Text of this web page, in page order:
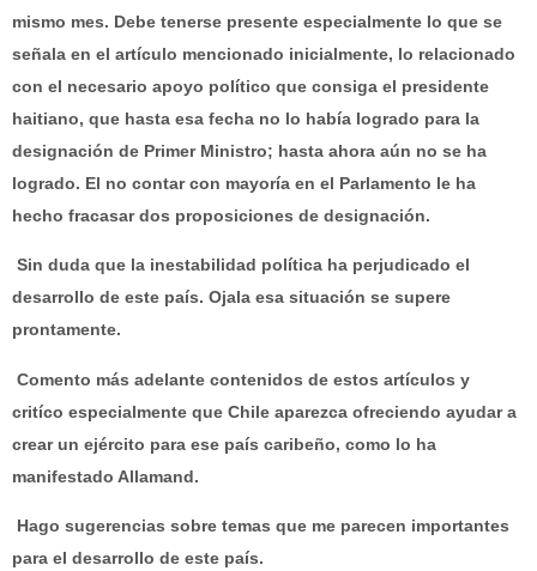
mismo mes. Debe tenerse presente especialmente lo que se
señala en el artículo mencionado inicialmente, lo relacionado
con el necesario apoyo político que consiga el presidente
haitiano, que hasta esa fecha no lo había logrado para la
designación de Primer Ministro; hasta ahora aún no se ha
logrado. El no contar con mayoría en el Parlamento le ha
hecho fracasar dos proposiciones de designación.
Sin duda que la inestabilidad política ha perjudicado el
desarrollo de este país. Ojala esa situación se supere
prontamente.
Comento más adelante contenidos de estos artículos y
critíco especialmente que Chile aparezca ofreciendo ayudar a
crear un ejército para ese país caribeño, como lo ha
manifestado Allamand.
Hago sugerencias sobre temas que me parecen importantes
para el desarrollo de este país.